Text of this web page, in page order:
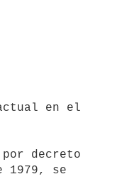
1979, se